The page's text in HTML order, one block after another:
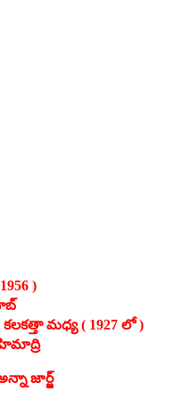
)
కలకత్తా మధ్య( 1927 లో)
జార్జ్